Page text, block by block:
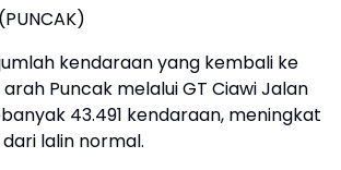
kendaraan yang kembali ke
Puncak melalui GT Ciawi Jalan
43.491 kendaraan, meningkat
lalin normal.